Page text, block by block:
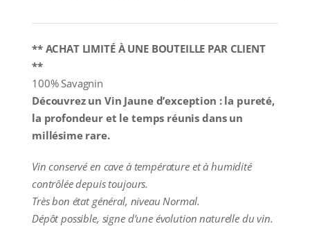
** ACHAT LIMITÉ À UNE BOUTEILLE PAR CLIENT
**
100% Savagnin
Découvrez un Vin Jaune d’exception : la pureté,
la profondeur et le temps réunis dans un
millésime rare.
Vin conservé en cave à température et à humidité
contrôlée depuis toujours.
Très bon état général, niveau Normal.
Dépôt possible, signe d’une évolution naturelle du vin.